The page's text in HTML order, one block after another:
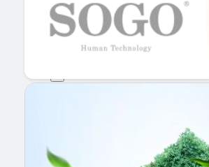
GUÍA DE COMPRA
NUEVOS PRODUCTOS
CONSEJOS TECH
MERCADOS Y TENDENCIAS
HEMEROTECA